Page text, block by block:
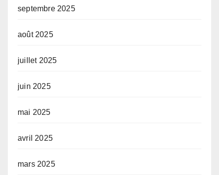
septembre 2025
août 2025
juillet 2025
juin 2025
mai 2025
avril 2025
mars 2025